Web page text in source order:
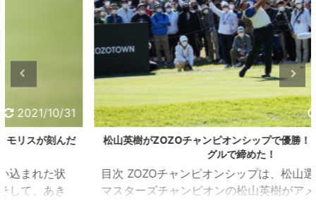
2021/10/24
松山英樹がZOZOチャンピオンシップで優勝！！最後は、イー
目次 ZOZOチャンピオンシップは、松山選手が優勝！
マスターズチャンピオンの松山英樹がアメリカPGAツ